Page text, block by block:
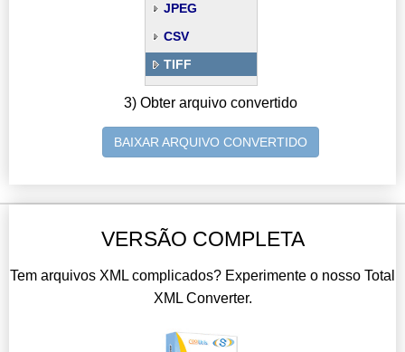
JPEG
CSV
TIFF
3) Obter arquivo convertido
BAIXAR ARQUIVO CONVERTIDO
VERSÃO COMPLETA
Tem arquivos XML complicados? Experimente o nosso Total
XML Converter.